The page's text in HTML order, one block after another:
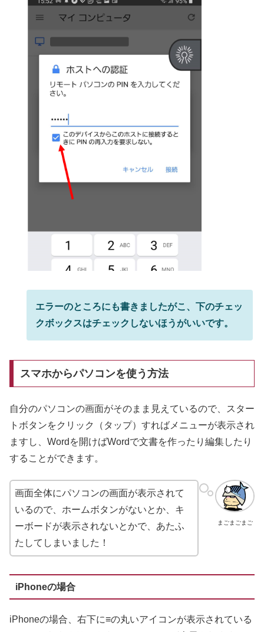
エラーのところにも書きましたがこ、下のチェッ
クボックスはチェックしないほうがいいです。
スマホからパソコンを使う方法
自分のパソコンの画面がそのまま見えているので、スター
トボタンをクリック（タップ）すればメニューが表示され
ますし、Wordを開けばWordで文書を作ったり編集したり
することができます。
まごまごまご
画面全体にパソコンの画面が表示されて
いるので、ホームボタンがないとか、キ
ーボードが表示されないとかで、あたふ
たしてしまいました！
iPhoneの場合
iPhoneの場合、右下に≡の丸いアイコンが表示されている